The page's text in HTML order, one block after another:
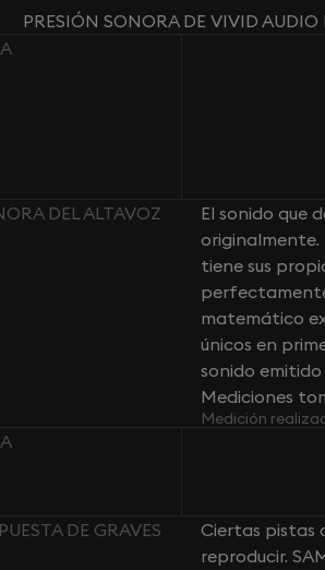
PRESIÓN SONORA DE VIVID AUDIO
DEL ALTAVOZ
El sonido que
originalmente.
tiene sus
matemático
únicos en
sonido
Mediciones
Medición
DE GRAVES
Ciertas pistas
reproducir.